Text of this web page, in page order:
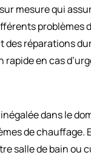
mesure qui
problèmes
réparations
en cas
dans le
de
salle de bain ou